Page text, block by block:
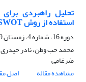
تحلیل راهبردی برای
استفاده از روش SWOT
دوره 16، شماره 4، زمستان 1399، صفحه
محمد حب وطن، نادر
ضرغامی
مشاهده مقاله
اصل